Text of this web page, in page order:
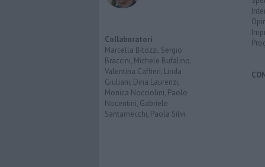
Collaboratori
Marcella Bitozzi, Sergio
Braccini, Michele Bufalino,
Valentina Caffieri, Linda
Giuliani, Dina Laurenzi,
Monica Nocciolini, Paolo
Nocentini, Gabriele
Santarnecchi, Paola Silvi.